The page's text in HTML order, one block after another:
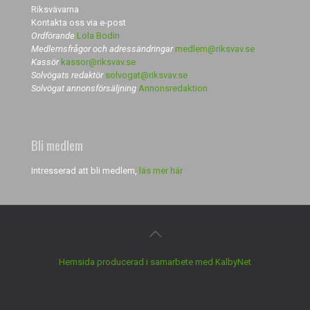
Riksvävarna
Kontakta oss via e-post
Ordförande Lola Bodin
Medlemsfrågor och adressändringarmedlem@riksvav.se
Kassör kassor@riksvav.se
Solvögats redaktör solvogat@riksvav.se
Solvögat annonsförsäljning Annonsredaktion
Bli medlem
Intresserad att bli medlem, läs mer här
Hemsida producerad i samarbete med KalbyNet